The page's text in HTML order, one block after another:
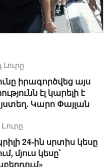
իրագործվեց այս
էլ կարելի է
Կարո Փայլան
24-ին սրտիս կեսը
մյուս կեսը՝